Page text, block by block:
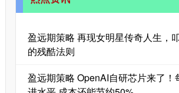
盈远期策略 再现女明星传奇人生，
的残酷法则
盈远期策略 OpenAI自研芯片来了！